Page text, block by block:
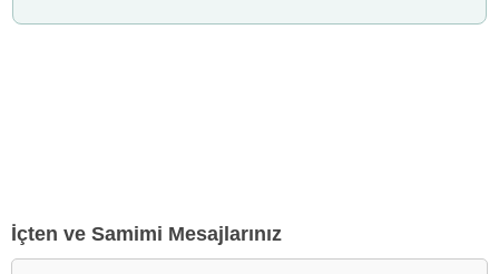
İçten ve Samimi Mesajlarınız